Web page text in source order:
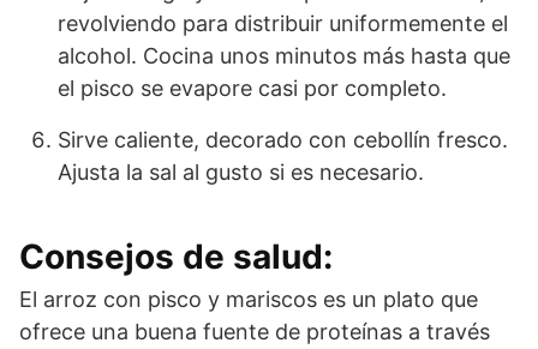
revolviendo para distribuir uniformemente el
alcohol. Cocina unos minutos más hasta que
el pisco se evapore casi por completo.
Sirve caliente, decorado con cebollín fresco.
Ajusta la sal al gusto si es necesario.
Consejos de salud:
El arroz con pisco y mariscos es un plato que
ofrece una buena fuente de proteínas a través